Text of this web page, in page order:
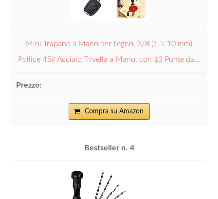
Mini Trapano a Mano per Legno, 3/8 (1.5-10 mm)
Pollice 45# Acciaio Trivella a Mano, con 13 Punte da...
Compra su Amazon
4